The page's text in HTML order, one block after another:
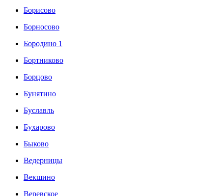
Борисово
Борносово
Бородино 1
Бортниково
Борцово
Бунятино
Буславль
Бухарово
Быково
Ведерницы
Векшино
Веревское